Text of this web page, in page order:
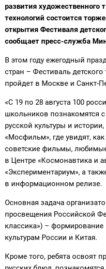
развития художественного
технологий состоится
открытия Фестиваля
сообщает пресс-служба
В этом году ежегодный
стран – Фестиваль
пройдет в Москве и Санкт-
«С 19 по 28 августа 100
школьников познакомятся
русской культуры и
«Мосфильм», где увидят,
советские фильмы,
в Центре «Космонавтика и
«Экспериментариум», а
в информационном релизе.
Основная задача
просвещения Российской
классика») – формирование
культурам России и Китая.
Кроме того, ребята освоят